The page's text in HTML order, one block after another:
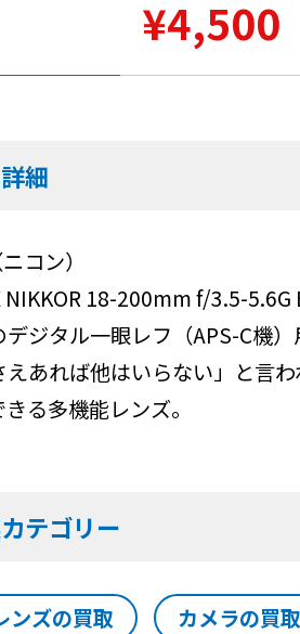
¥4,500
細
コン）
NIKKOR 18-200mm f/3.5-5.6G
ジタル一眼レフ（APS-C機）
えあれば他はいらない」と言
る多機能レンズ。
テゴリー
ンズの買取 カメラの買取